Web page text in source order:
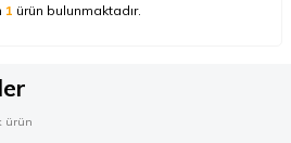
1 ürün bulunmaktadır.
ürün